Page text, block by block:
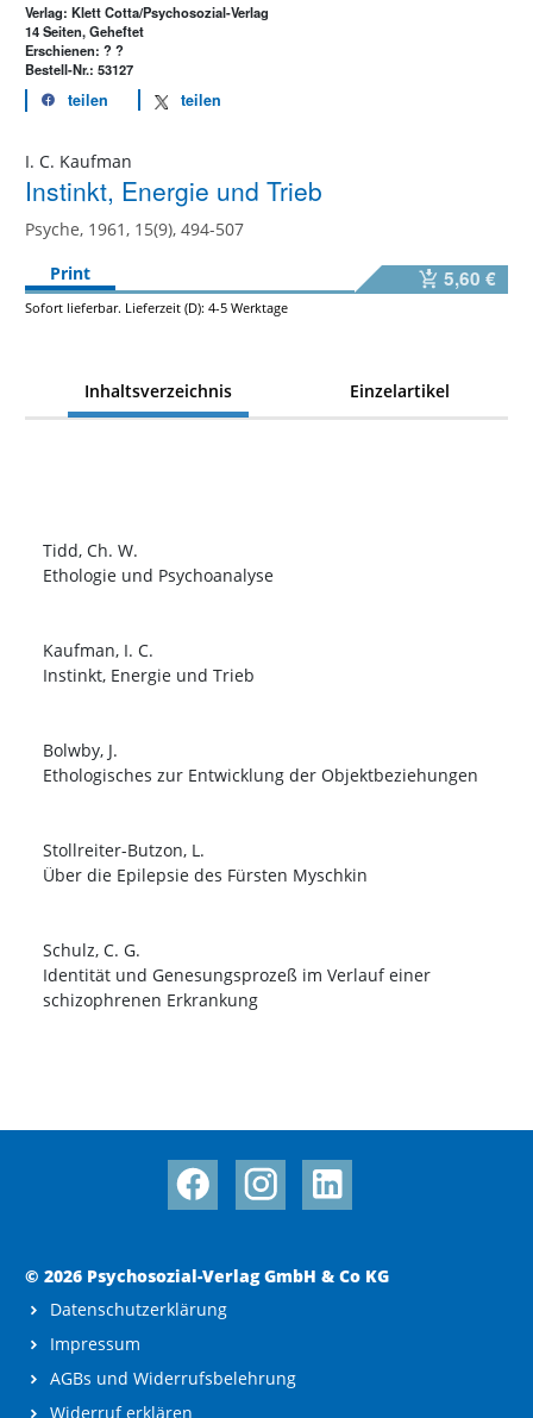
Verlag: Klett Cotta/Psychosozial-Verlag
14 Seiten, Geheftet
Erschienen: ? ?
Bestell-Nr.: 53127
teilen teilen
I. C. Kaufman
Instinkt, Energie und Trieb
Psyche, 1961, 15(9), 494-507
Print
5,60 €
Sofort lieferbar. Lieferzeit (D): 4-5 Werktage
Inhaltsverzeichnis Einzelartikel
Tidd, Ch. W.
Ethologie und Psychoanalyse
Kaufman, I. C.
Instinkt, Energie und Trieb
Bolwby, J.
Ethologisches zur Entwicklung der Objektbeziehungen
Stollreiter-Butzon, L.
Über die Epilepsie des Fürsten Myschkin
Schulz, C. G.
Identität und Genesungsprozeß im Verlauf einer
schizophrenen Erkrankung
© 2026 Psychosozial-Verlag GmbH & Co KG
Datenschutzerklärung
Impressum
AGBs und Widerrufsbelehrung
Widerruf erklären